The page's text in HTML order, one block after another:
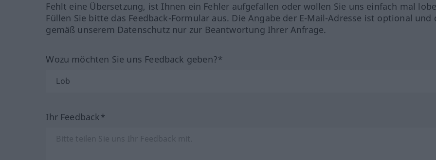
Fehlt eine Übersetzung, ist Ihnen ein Fehler aufgefallen oder wollen Sie uns einfach mal
Füllen Sie bitte das Feedback-Formular aus. Die Angabe der E-Mail-Adresse ist optional und
gemäß unserem Datenschutz nur zur Beantwortung Ihrer Anfrage.
Wozu möchten Sie uns Feedback geben?*
Ihr Feedback*